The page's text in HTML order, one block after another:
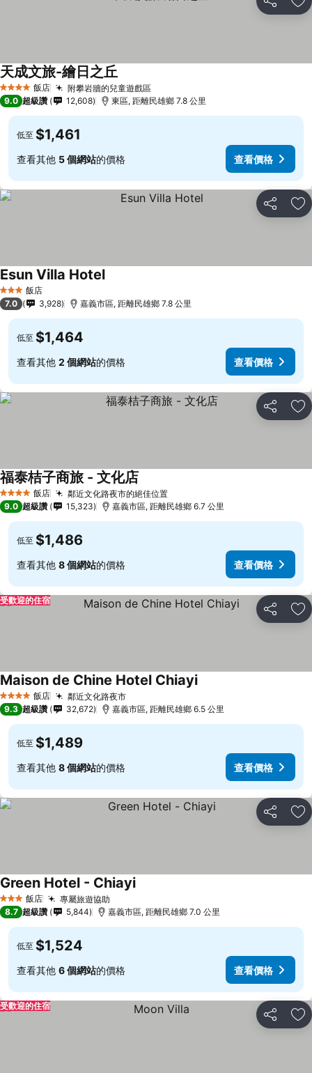
分享 加
4 星級 飯店 附攀岩牆的兒童遊戲區
天成文旅-繪日之丘
9.0 超級讚 12,608 東區, 距離民雄鄉 7.8 公里
低至 $1,461
查看其他 5 個網站的價格 查看價格
分享 加
3 星級 飯店
Esun Villa Hotel
7.0 3,928 嘉義市區, 距離民雄鄉 7.8 公里
低至 $1,464
查看其他 2 個網站的價格 查看價格
分享 加
4 星級 飯店 鄰近文化路夜市的絕佳位置
福泰桔子商旅 - 文化店
9.0 超級讚 15,323 嘉義市區, 距離民雄鄉 6.7 公里
低至 $1,486
查看其他 8 個網站的價格 查看價格
分享 加
受歡迎的住宿
4 星級 飯店 鄰近文化路夜市
Maison de Chine Hotel Chiayi
9.3 超級讚 32,672 嘉義市區, 距離民雄鄉 6.5 公里
低至 $1,489
查看其他 8 個網站的價格 查看價格
分享 加
3 星級 飯店 專屬旅遊協助
Green Hotel - Chiayi
8.7 超級讚 5,844 嘉義市區, 距離民雄鄉 7.0 公里
低至 $1,524
查看其他 6 個網站的價格 查看價格
分享 加
受歡迎的住宿